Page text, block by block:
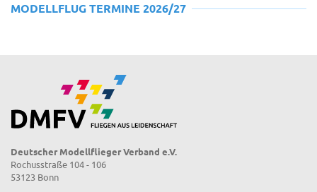
MODELLFLUG TERMINE 2026/27
Deutscher Modellflieger Verband e.V.
Rochusstraße 104 - 106
53123 Bonn